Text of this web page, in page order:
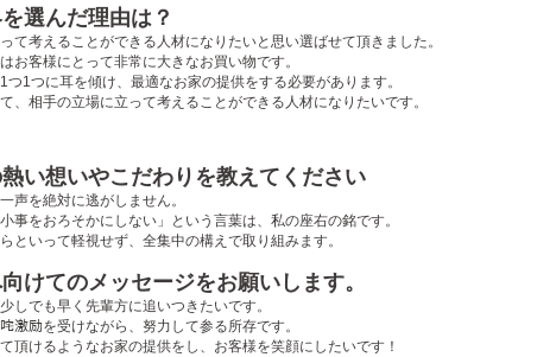
選んだ理由は？
て考えることができる人材になりたいと思い選ばせて頂きました。
お客様にとって非常に大きなお買い物です。
つ1つに耳を傾け、最適なお家の提供をする必要があります。
、相手の立場に立って考えることができる人材になりたいです。
い想いやこだわりを教えてください
声を絶対に逃がしません。
事をおろそかにしない」という言葉は、私の座右の銘です。
といって軽視せず、全集中の構えで取り組みます。
けてのメッセージをお願いします。
しでも早く先輩方に追いつきたいです。
激励を受けながら、努力して参る所存です。
頂けるようなお家の提供をし、お客様を笑顔にしたいです！